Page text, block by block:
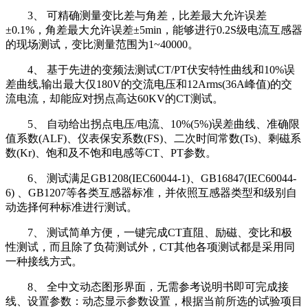
3、 可精确测量变比差与角差，比差最大允许误差
±0.1%，角差最大允许误差±5min，能够进行0.2S级电流互感器
的现场测试，变比测量范围为1~40000。
4、 基于先进的变频法测试CT/PT伏安特性曲线和10%误
差曲线,输出最大仅180V的交流电压和12Arms(36A峰值)的交
流电流，却能应对拐点高达60KV的CT测试。
5、 自动给出拐点电压/电流、10%(5%)误差曲线、准确限
值系数(ALF)、仪表保安系数(FS)、二次时间常数(Ts)、剩磁系
数(Kr)、饱和及不饱和电感等CT、PT参数。
6、 测试满足GB1208(IEC60044-1)、GB16847(IEC60044-
6) 、GB1207等各类互感器标准，并依照互感器类型和级别自
动选择何种标准进行测试。
7、 测试简单方便，一键完成CT直阻、励磁、变比和极
性测试，而且除了负荷测试外，CT其他各项测试都是采用同
一种接线方式。
8、 全中文动态图形界面，无需参考说明书即可完成接
线、设置参数：动态显示参数设置，根据当前所选的试验项目